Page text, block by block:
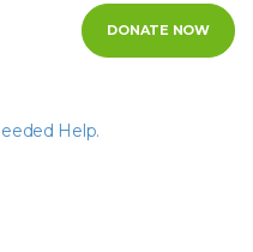
DONATE NOW
Help.